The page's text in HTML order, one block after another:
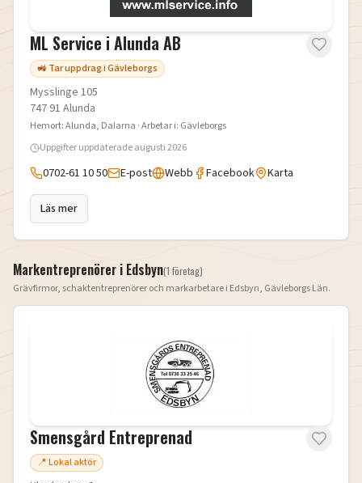
ML Service i Alunda AB
🚜 Tar uppdrag i Gävleborgs
Mysslinge 105
747 91 Alunda
Hemort:Alunda, Dalarna · Arbetar i: Gävleborgs
Uppgifter uppdateradeaugusti 2026
0702-61 10 50 E-post Webb Facebook Karta
Läs mer
Markentreprenörer i Edsbyn(1 företag)
Grävfirmor, schaktentreprenörer och markarbetare i Edsbyn, Gävleborgs Län.
Smensgård Entreprenad
📍 Lokal aktör